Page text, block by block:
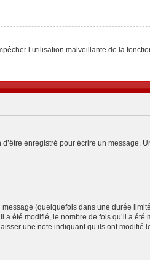
l’utilisation malveillante de la
enregistré pour écrire un message.
(quelquefois dans une durée
été modifié, le nombre de fois qu’il a
une note indiquant qu’ils ont modifié